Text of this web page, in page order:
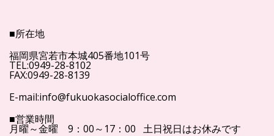
■所在地
福岡県宮若市本城405番地101号
TEL:0949-28-8102
FAX:0949-28-8139
E-mail:info@fukuokasocialoffice.com
■営業時間
月曜～金曜 9：00～17：00 土日祝日はお休みです